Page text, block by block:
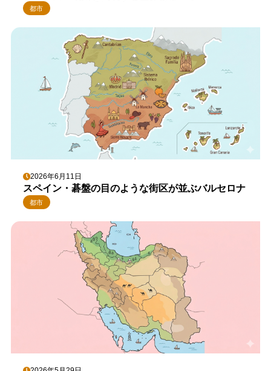
都市
2026年6月11日
スペイン・碁盤の目のような街区が並ぶバルセロナ
都市